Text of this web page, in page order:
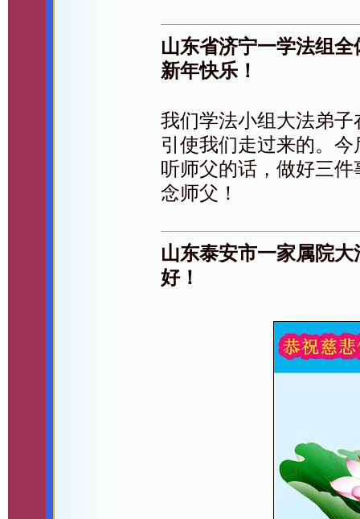
山东省济宁一学法组
新年快乐！
我们学法小组大法弟
引使我们走过来的。
听师父的话，做好三
念师父！
山东泰安市一家属院
好！